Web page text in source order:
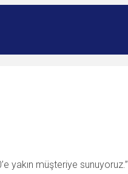
yakın müşteriye sunuyoruz.”